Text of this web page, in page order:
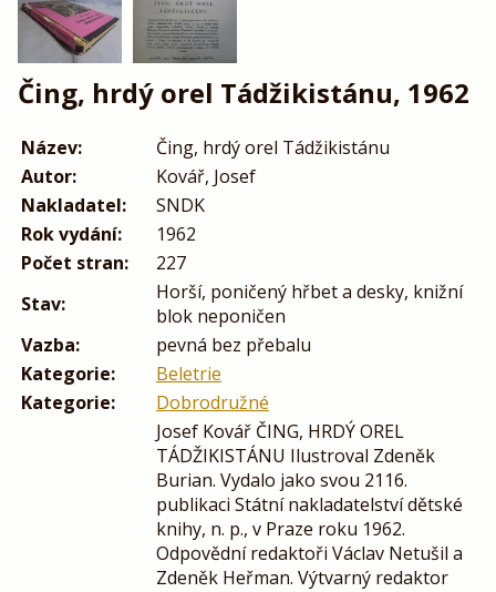
Čing, hrdý orel Tádžikistánu, 1962
Název:
Čing, hrdý orel Tádžikistánu
Autor:
Kovář, Josef
Nakladatel:
SNDK
Rok vydání:
1962
Počet stran:
227
Stav:
Horší, poničený hřbet a desky, knižní
blok neponičen
Vazba:
pevná bez přebalu
Kategorie:
Beletrie
Kategorie:
Dobrodružné
Josef Kovář ČING, HRDÝ OREL
TÁDŽIKISTÁNU Ilustroval Zdeněk
Burian. Vydalo jako svou 2116.
publikaci Státní nakladatelství dětské
knihy, n. p., v Praze roku 1962.
Odpovědní redaktoři Václav Netušil a
Zdeněk Heřman. Výtvarný redaktor